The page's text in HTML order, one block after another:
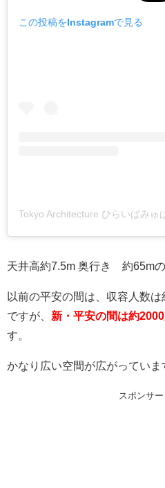
この投稿をInstagramで見る
天井高約7.5m 奥行き 約65mの
以前の平安の間は、収容人数
ですが、 新・平安の間は約
す。
かなり広い空間が広がっていま
スポンサ